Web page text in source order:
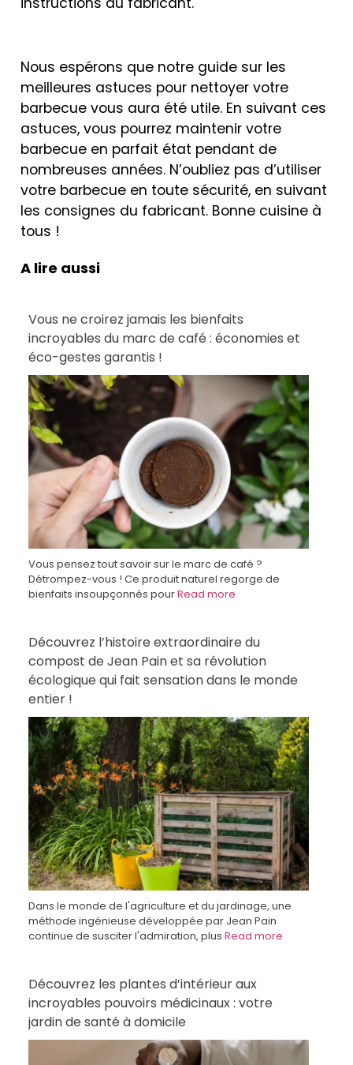
Nous espérons que notre guide sur les
meilleures astuces pour nettoyer votre
barbecue vous aura été utile. En suivant ces
astuces, vous pourrez maintenir votre
barbecue en parfait état pendant de
nombreuses années. N’oubliez pas d’utiliser
votre barbecue en toute sécurité, en suivant
les consignes du fabricant. Bonne cuisine à
tous !
A lire aussi
Vous ne croirez jamais les bienfaits
incroyables du marc de café : économies et
éco-gestes garantis !
Vous pensez tout savoir sur le marc de café ?
Détrompez-vous ! Ce produit naturel regorge de
bienfaits insoupçonnés pourRead more
Découvrez l’histoire extraordinaire du
compost de Jean Pain et sa révolution
écologique qui fait sensation dans le monde
entier !
Dans le monde de l'agriculture et du jardinage, une
méthode ingénieuse développée par Jean Pain
continue de susciter l'admiration, plus Read more
Découvrez les plantes d’intérieur aux
incroyables pouvoirs médicinaux : votre
jardin de santé à domicile